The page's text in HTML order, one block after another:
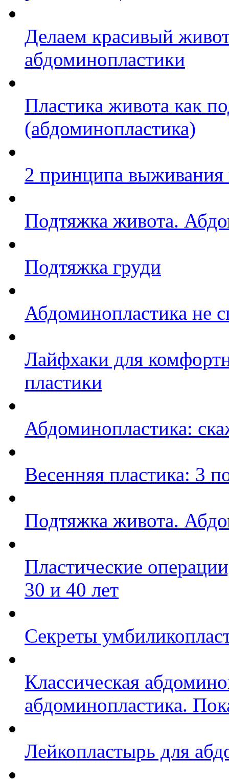
Делаем красивый
абдоминопластики
Пластика живота как
(абдоминопластика)
2 принципа выживания
Подтяжка живота.
Подтяжка груди
Абдоминопластика не
Лайфхаки для
пластики
Абдоминопластика:
Весенняя пластика: 3
Подтяжка живота.
Пластические
30 и 40 лет
Секреты
Классическая
абдоминопластика.
Лейкопластырь для